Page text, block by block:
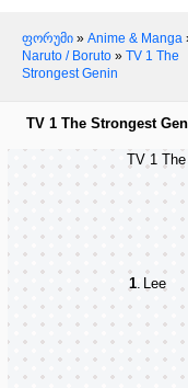
ფორუმი » Anime & Manga
Naruto / Boruto » TV 1 The
Strongest Genin
TV 1 The Strongest
TV 1
1. Lee